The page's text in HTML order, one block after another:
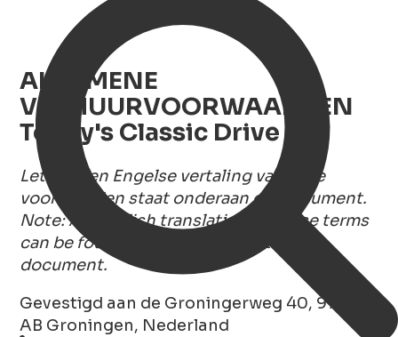
ALGEMENE
VERHUURVOORWAARDEN
Tonny's Classic Drive
Let op: een Engelse vertaling van deze
voorwaarden staat onderaan dit document.
Note: An English translation of these terms
can be found at the bottom of this
document.
Gevestigd aan de Groningerweg 40, 9738
AB Groningen, Nederland